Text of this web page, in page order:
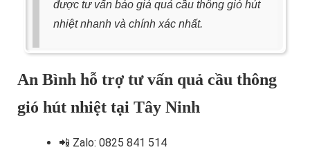
được tư vấn báo giá quả cầu thông gió hút
nhiệt nhanh và chính xác nhất.
An Bình hỗ trợ tư vấn quả cầu thông
gió hút nhiệt tại Tây Ninh
📲 Zalo: 0825 841 514